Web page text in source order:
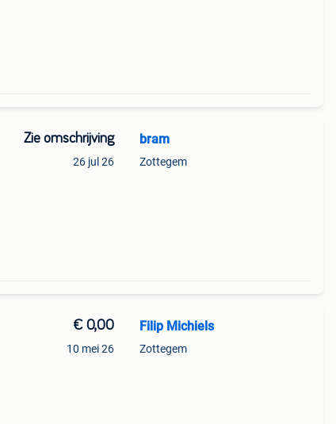
Zie omschrijving
26 jul 26
bram
Zottegem
€ 0,00
10 mei 26
Filip Michiels
Zottegem